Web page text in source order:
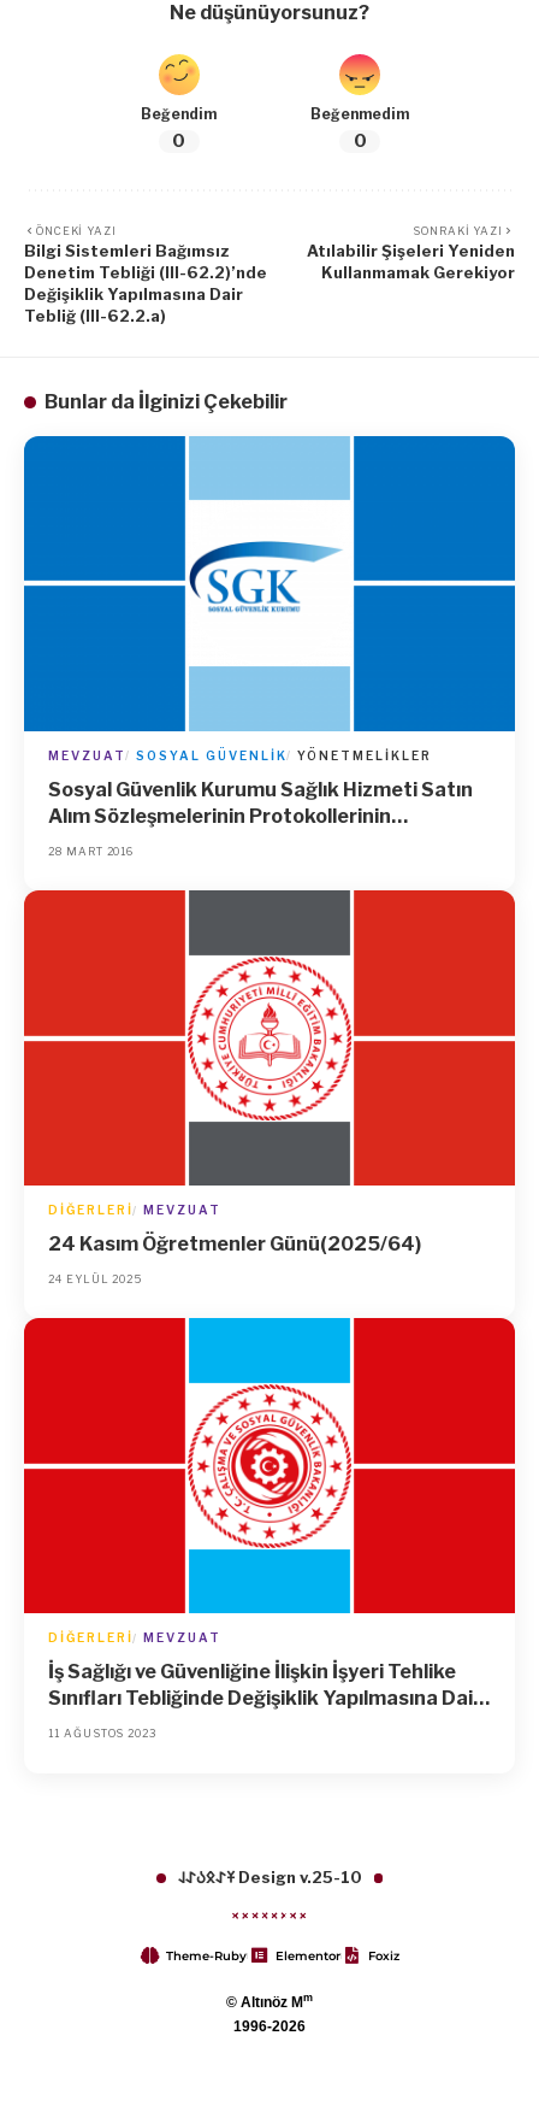
Ne düşünüyorsunuz?
Beğendim
0
Beğenmedim
0
ÖNCEKI YAZI
Bilgi Sistemleri Bağımsız
Denetim Tebliği (III-62.2)’nde
Değişiklik Yapılmasına Dair
Tebliğ (III-62.2.a)
SONRAKI YAZI
Atılabilir Şişeleri Yeniden
Kullanmamak Gerekiyor
Bunlar da İlginizi Çekebilir
MEVZUAT SOSYAL GÜVENLIK YÖNETMELIKLER
Sosyal Güvenlik Kurumu Sağlık Hizmeti Satın
Alım Sözleşmelerinin Protokollerinin
Hazırlanması ve Akdedilmesine İlişkin
28 MART 2016
DIĞERLERI MEVZUAT
24 Kasım Öğretmenler Günü(2025/64)
24 EYLÜL 2025
DIĞERLERI MEVZUAT
İş Sağlığı ve Güvenliğine İlişkin İşyeri Tehlike
Sınıfları Tebliğinde Değişiklik Yapılmasına Dair
Tebliğ
11 AĞUSTOS 2023
𐱁𐰀𐰋𐰉𐰀𐰞 Design v.25-10
Theme-Ruby Elementor Foxiz
© Altınöz Mm
1996-2026